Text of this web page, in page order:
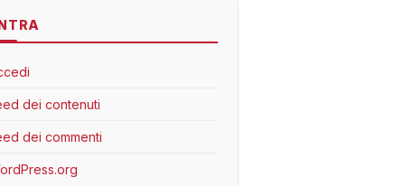
dei contenuti
dei commenti